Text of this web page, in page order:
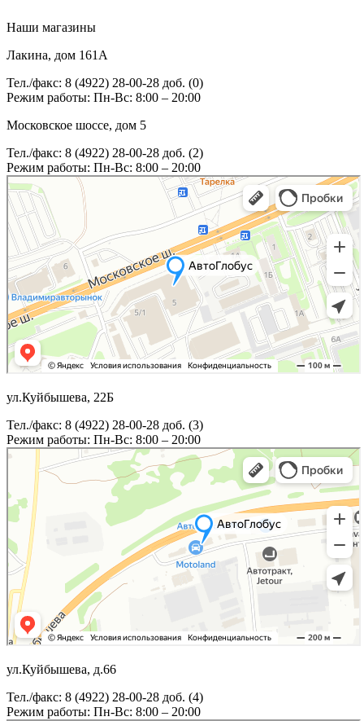
Наши магазины
Лакина, дом 161А
Тел./факс: 8 (4922) 28-00-28 доб. (0)
Режим работы: Пн-Вс: 8:00 – 20:00
Московское шоссе, дом 5
Тел./факс: 8 (4922) 28-00-28 доб. (2)
Режим работы: Пн-Вс: 8:00 – 20:00
ул.Куйбышева, 22Б
Тел./факс: 8 (4922) 28-00-28 доб. (3)
Режим работы: Пн-Вс: 8:00 – 20:00
ул.Куйбышева, д.66
Тел./факс: 8 (4922) 28-00-28 доб. (4)
Режим работы: Пн-Вс: 8:00 – 20:00